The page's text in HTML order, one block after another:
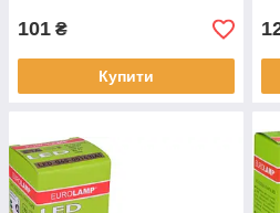
101 ₴
Купити